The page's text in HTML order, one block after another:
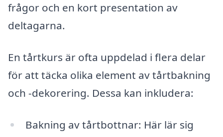
frågor och en kort presentation av
deltagarna.
En tårtkurs är ofta uppdelad i flera delar
för att täcka olika element av tårtbakning
och -dekorering. Dessa kan inkludera:
Bakning av tårtbottnar: Här lär sig